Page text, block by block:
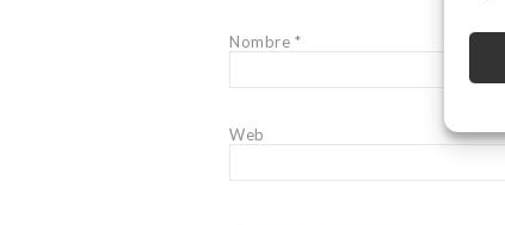
Nombre *
Web